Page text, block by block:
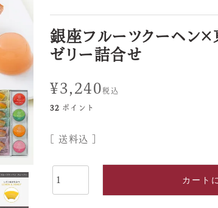
銀座フルーツクーヘン
ゼリー詰合せ
¥3,240税込
32 ポイント
送料込
カート